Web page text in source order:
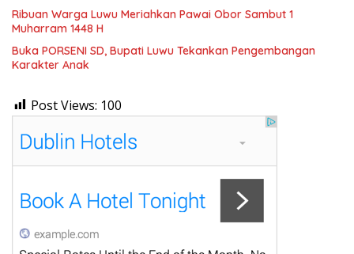
Ribuan Warga Luwu Meriahkan Pawai Obor Sambut 1
Muharram 1448 H
Buka PORSENI SD, Bupati Luwu Tekankan Pengembangan
Karakter Anak
Post Views: 100